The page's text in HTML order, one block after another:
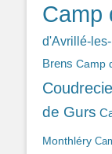
Camp
d'Avrillé-
Brens Camp
de Gurs
Monthléry